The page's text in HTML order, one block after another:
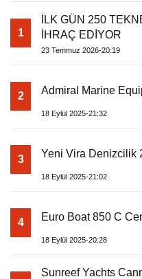
1
İLK GÜN 250
İHRAÇ EDİYOR
23 Temmuz 2026-20:19
2 Admiral Marine
18 Eylül 2025-21:32
3 Yeni Vira Denizcilik
18 Eylül 2025-21:02
4 Euro Boat 850 C
18 Eylül 2025-20:28
Sunreef Yachts